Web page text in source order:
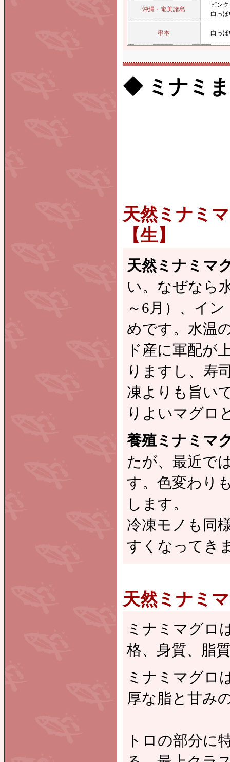
沖縄・奄美諸島
ピン
白っ
串本 白っ
◆ ミナミ
天然ミナミ
【生】
天然ミナミマ
い。なぜなら
～6月）、イ
めです。水温
ド産に軍配が
りますし、寿
凍よりも旨い
りよいマグロ
養殖ミナミマ
たが、最近で
す。色変わり
します。
冷凍モノも同
すくなってき
天然ミナミ
ミナミマグロ
格、身質、脂
ミナミマグロ
厚な脂と甘み
トロの部分に